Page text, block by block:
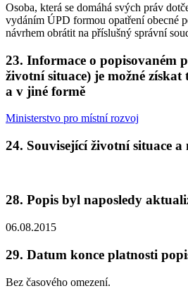
Osoba, která se domáhá svých práv
vydáním ÚPD formou opatření obecné
návrhem obrátit na příslušný správní
23. Informace o popisovaném
životní situace) je možné
a v jiné formě
Ministerstvo pro místní rozvoj
24. Související životní situace
28. Popis byl naposledy
06.08.2015
29. Datum konce platnosti
Bez časového omezení.